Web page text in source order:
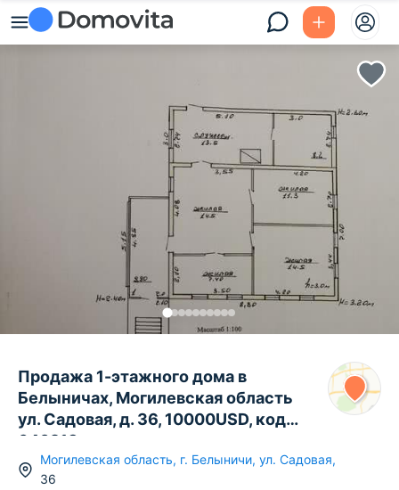
Продажа 1-этажного дома в
Белыничах, Могилевская область
ул. Садовая, д. 36, 10000USD, код
640213
Могилевская область, г. Белыничи, ул. Садовая,
36